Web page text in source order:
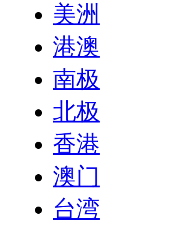
美洲
港澳
南极
北极
香港
澳门
台湾